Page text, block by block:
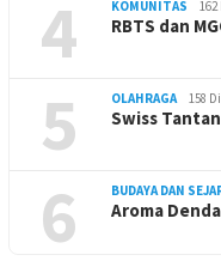
4 KOMUNITAS
RBTS dan
5 OLAHRAGA 158
Swiss
6 BUDAYA DAN
Aroma